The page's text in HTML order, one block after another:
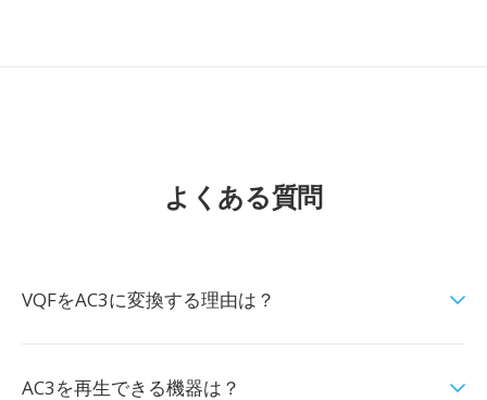
よくある質問
VQFをAC3に変換する理由は？
AC3を再生できる機器は？